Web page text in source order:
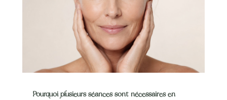
Pourquoi plusieurs séances sont nécessaires en